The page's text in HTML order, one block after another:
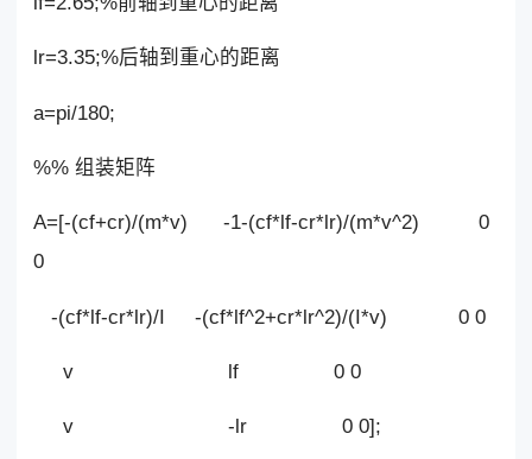
lr=3.35;%后轴到重心的距离
a=pi/180;
%% 组装矩阵
A=[-(cf+cr)/(m*v) -1-(cf*lf-cr*lr)/(m*v^2) 0
0
-(cf*lf-cr*lr)/I -(cf*lf^2+cr*lr^2)/(I*v) 0 0
v lf 0 0
v -lr 0 0];